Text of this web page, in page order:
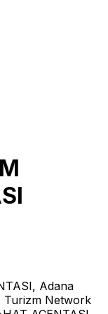
Adana
Turizm Network